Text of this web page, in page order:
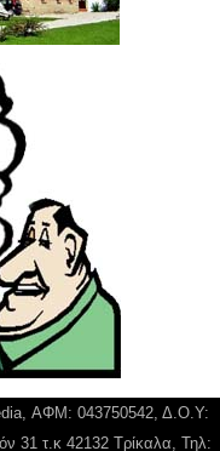
ΑΦΜ: 043750542, Δ.Ο.Υ:
31 τ.κ 42132 Τρίκαλα, Τηλ: